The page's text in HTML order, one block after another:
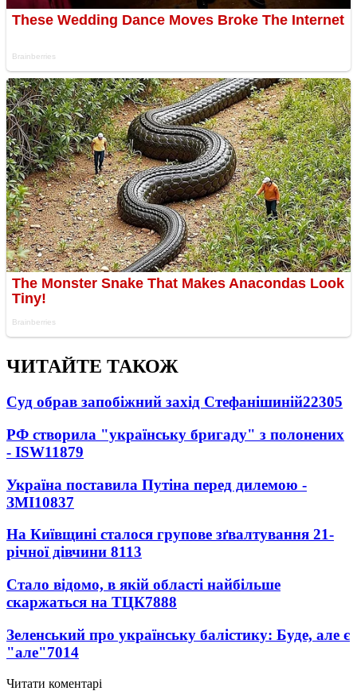
ЧИТАЙТЕ ТАКОЖ
Суд обрав запобіжний захід Стефанішиній22305
РФ створила "українську бригаду" з полонених
- ISW11879
Україна поставила Путіна перед дилемою -
ЗМІ10837
На Київщині сталося групове зґвалтування 21-
річної дівчини 8113
Стало відомо, в якій області найбільше
скаржаться на ТЦК7888
Зеленський про українську балістику: Буде, але є
"але"7014
Читати коментарі